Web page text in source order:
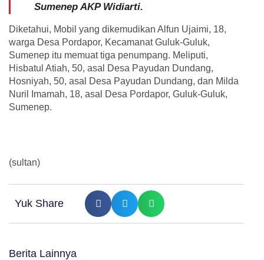
Sumenep AKP Widiarti.
Diketahui, Mobil yang dikemudikan Alfun Ujaimi, 18,
warga Desa Pordapor, Kecamanat Guluk-Guluk,
Sumenep itu memuat tiga penumpang. Meliputi,
Hisbatul Atiah, 50, asal Desa Payudan Dundang,
Hosniyah, 50, asal Desa Payudan Dundang, dan Milda
Nuril Imamah, 18, asal Desa Pordapor, Guluk-Guluk,
Sumenep.
(sultan)
Yuk Share
Berita Lainnya